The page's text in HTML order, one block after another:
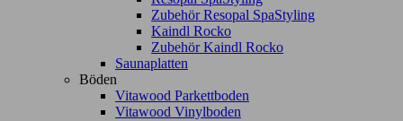
Zubehör Resopal SpaStyling
Kaindl Rocko
Zubehör Kaindl Rocko
Saunaplatten
Böden
Vitawood Parkettboden
Vitawood Vinylboden